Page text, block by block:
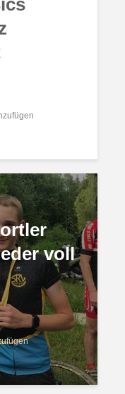
voll